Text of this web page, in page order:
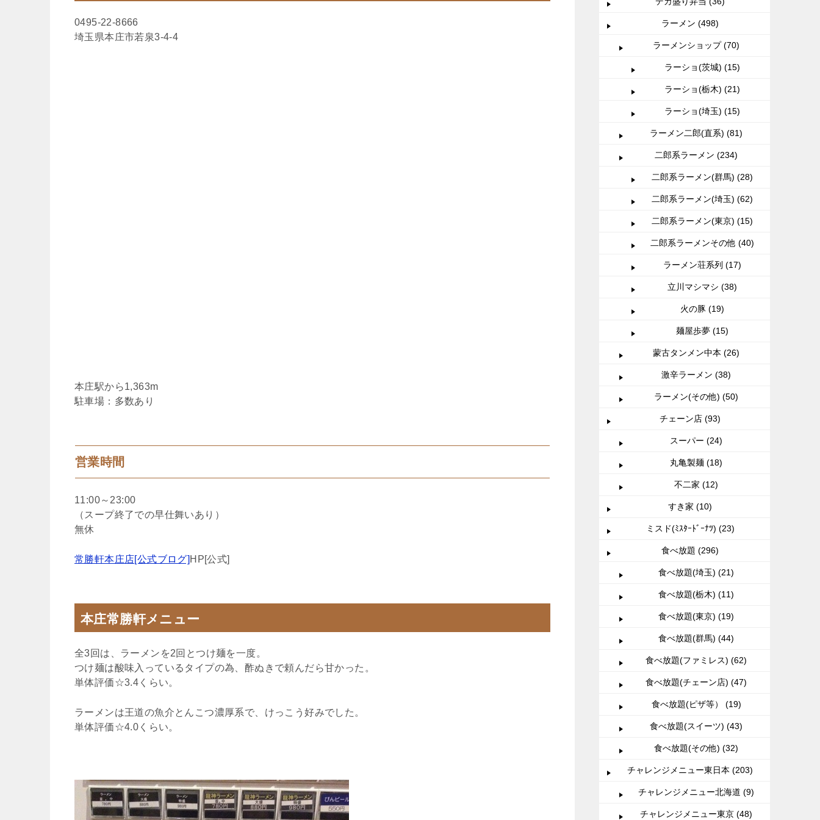
0495-22-8666
埼玉県本庄市若泉3-4-4
本庄駅から1,363m
駐車場：多数あり
営業時間
11:00～23:00
（スープ終了での早仕舞いあり）
無休
常勝軒本庄店[公式ブログ] HP[公式]
本庄常勝軒メニュー
全3回は、ラーメンを2回とつけ麺を一度。
つけ麺は酸味入っているタイプの為、酢ぬきで頼んだら甘かった。
単体評価☆3.4くらい。
ラーメンは王道の魚介とんこつ濃厚系で、けっこう好みでした。
単体評価☆4.0くらい。
ラーメン (498)
ラーメンショップ (70)
ラーショ(茨城) (15)
ラーショ(栃木) (21)
ラーショ(埼玉) (15)
ラーメン二郎(直系) (81)
二郎系ラーメン (234)
二郎系ラーメン(群馬) (28)
二郎系ラーメン(埼玉) (62)
二郎系ラーメン(東京) (15)
二郎系ラーメンその他 (40)
ラーメン荘系列 (17)
立川マシマシ (38)
火の豚 (19)
麺屋歩夢 (15)
蒙古タンメン中本 (26)
激辛ラーメン (38)
ラーメン(その他) (50)
チェーン店 (93)
スーパー (24)
丸亀製麺 (18)
不二家 (12)
すき家 (10)
ミスド(ﾐｽﾀｰﾄﾞｰﾅﾂ) (23)
食べ放題 (296)
食べ放題(埼玉) (21)
食べ放題(栃木) (11)
食べ放題(東京) (19)
食べ放題(群馬) (44)
食べ放題(ファミレス) (62)
食べ放題(チェーン店) (47)
食べ放題(ピザ等） (19)
食べ放題(スイーツ) (43)
食べ放題(その他) (32)
チャレンジメニュー東日本 (203)
チャレンジメニュー北海道 (9)
チャレンジメニュー東京 (48)